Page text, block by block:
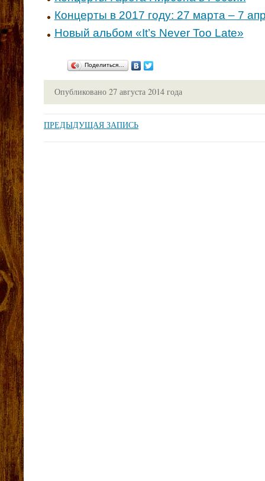
Концерты в 2017 году: 27 марта – 7
Новый альбом «It’s Never Too Late»
Поделиться…
Опубликовано 27 августа 2014 года
ПРЕДЫДУЩАЯ ЗАПИСЬ